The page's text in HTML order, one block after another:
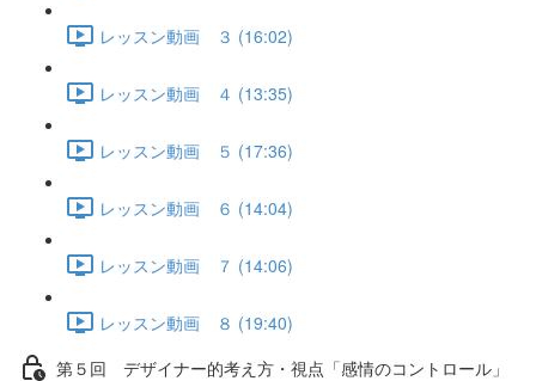
レッスン動画 ３ (16:02)
レッスン動画 ４ (13:35)
レッスン動画 ５ (17:36)
レッスン動画 ６ (14:04)
レッスン動画 ７ (14:06)
レッスン動画 ８ (19:40)
第５回 デザイナー的考え方・視点「感情のコントロール」